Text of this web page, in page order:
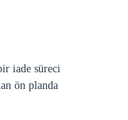
iade süreci
ön planda